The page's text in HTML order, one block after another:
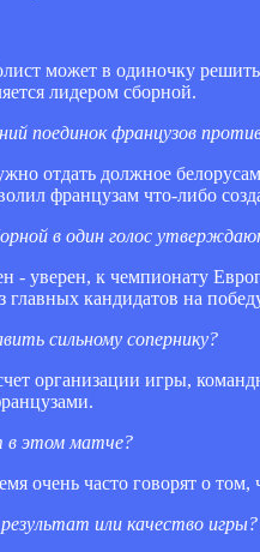
может в одиночку
лидером сборной.
поединок французов
отдать должное
французам что-либо
в один голос
- уверен, к чемпионату
кандидатов на
сильному сопернику?
организации игры,
в этом матче?
очень часто говорят о
или качество игры?